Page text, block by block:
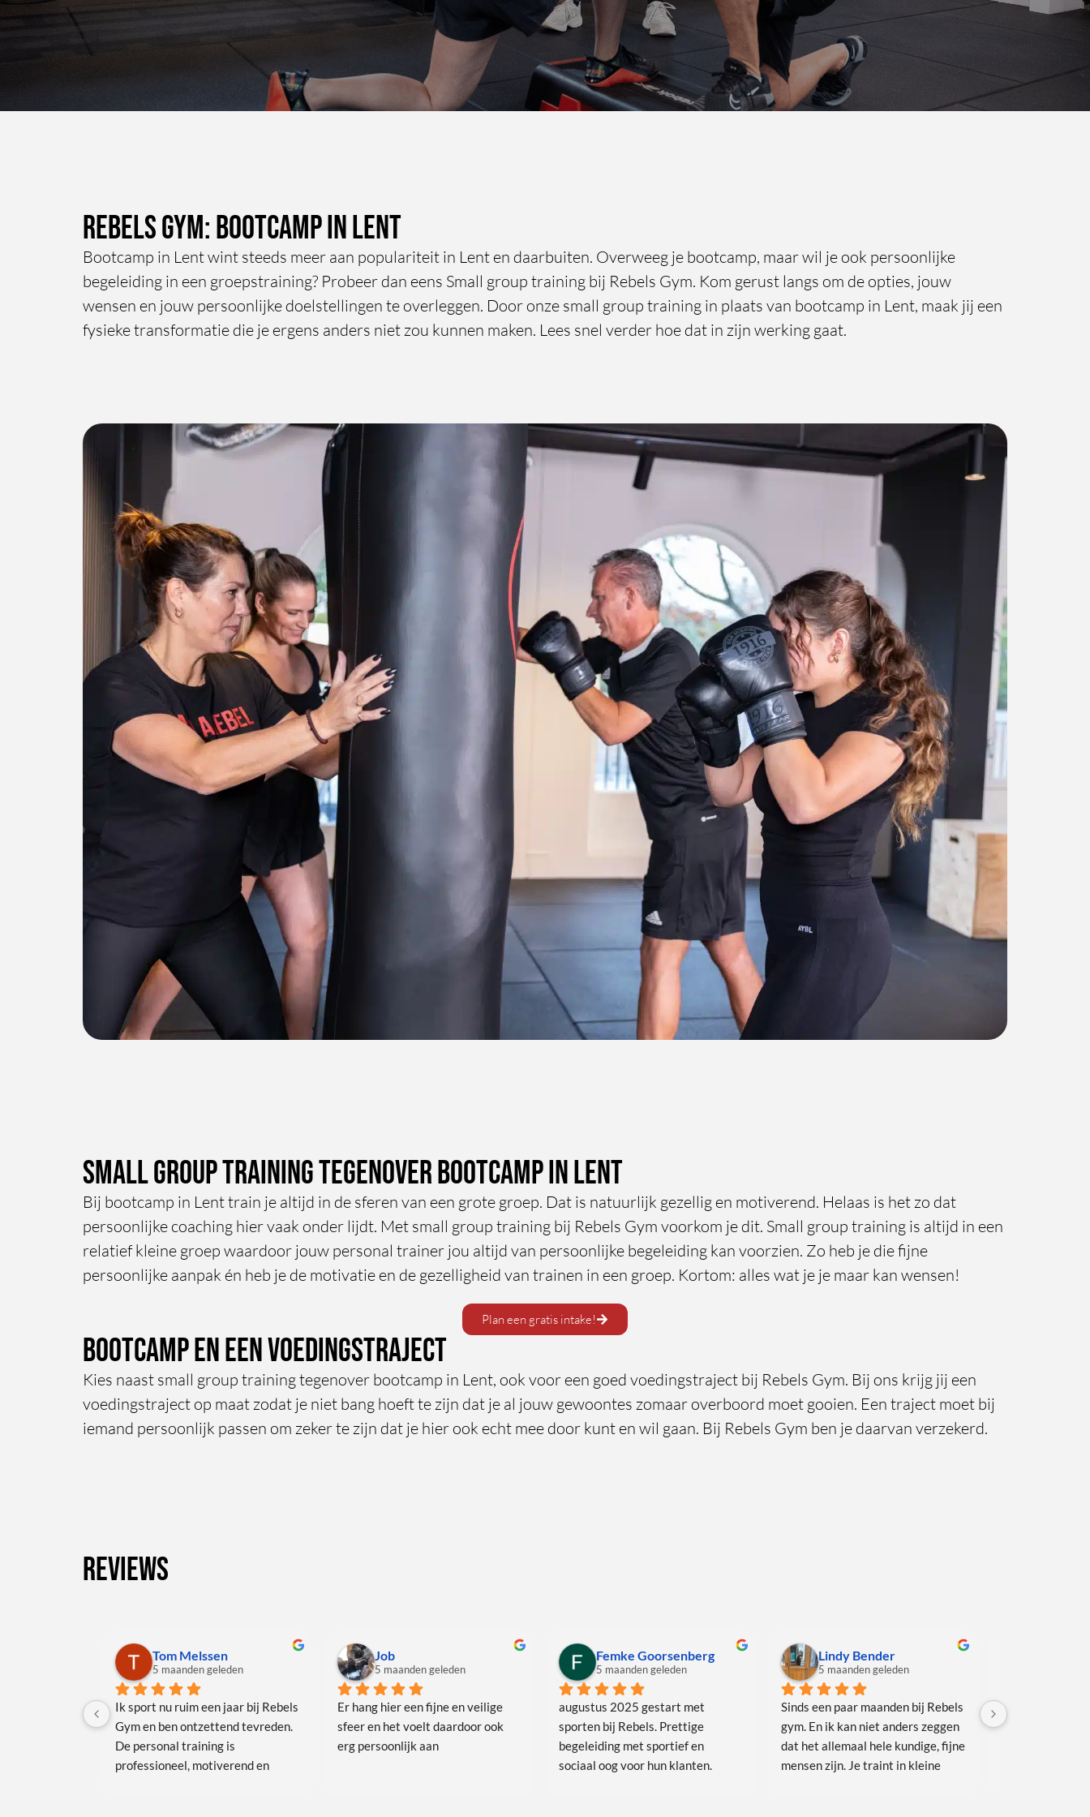
Rebels Gym: Bootcamp in Lent
Bootcamp in Lent wint steeds meer aan populariteit in Lent en daarbuiten. Overweeg je bootcamp, maar wil je ook persoonlijke
begeleiding in een groepstraining? Probeer dan eens Small group training bij Rebels Gym. Kom gerust langs om de opties, jouw
wensen en jouw persoonlijke doelstellingen te overleggen. Door onze small group training in plaats van bootcamp in Lent, maak jij een
fysieke transformatie die je ergens anders niet zou kunnen maken. Lees snel verder hoe dat in zijn werking gaat.
Small group training tegenover bootcamp in Lent
Bij bootcamp in Lent train je altijd in de sferen van een grote groep. Dat is natuurlijk gezellig en motiverend. Helaas is het zo dat
persoonlijke coaching hier vaak onder lijdt. Met small group training bij Rebels Gym voorkom je dit. Small group training is altijd in een
relatief kleine groep waardoor jouw personal trainer jou altijd van persoonlijke begeleiding kan voorzien. Zo heb je die fijne
persoonlijke aanpak én heb je de motivatie en de gezelligheid van trainen in een groep. Kortom: alles wat je je maar kan wensen!
Plan een gratis intake!
Bootcamp en een voedingstraject
Kies naast small group training tegenover bootcamp in Lent, ook voor een goed voedingstraject bij Rebels Gym. Bij ons krijg jij een
voedingstraject op maat zodat je niet bang hoeft te zijn dat je al jouw gewoontes zomaar overboord moet gooien. Een traject moet bij
iemand persoonlijk passen om zeker te zijn dat je hier ook echt mee door kunt en wil gaan. Bij Rebels Gym ben je daarvan verzekerd.
Reviews
Tom Melssen
5 maanden geleden
Ik sport nu ruim een jaar bij Rebels
Gym en ben ontzettend tevreden.
De personal training is
professioneel, motiverend en
Job
5 maanden geleden
Er hang hier een fijne en veilige
sfeer en het voelt daardoor ook
erg persoonlijk aan
Femke Goorsenberg
5 maanden geleden
augustus 2025 gestart met
sporten bij Rebels. Prettige
begeleiding met sportief en
sociaal oog voor hun klanten.
Lindy Bender
5 maanden geleden
Sinds een paar maanden bij Rebels
gym. En ik kan niet anders zeggen
dat het allemaal hele kundige, fijne
mensen zijn. Je traint in kleine
Sinds kort train
Beuningen en